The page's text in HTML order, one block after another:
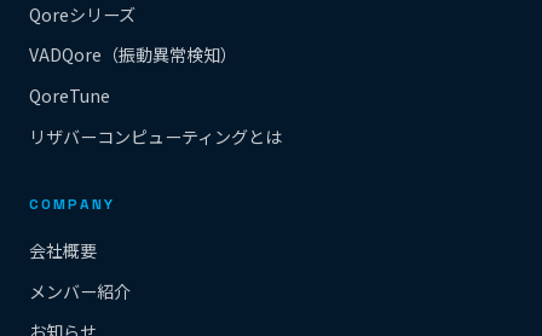
Qoreシリーズ
VADQore（振動異常検知）
QoreTune
リザバーコンピューティングとは
COMPANY
会社概要
メンバー紹介